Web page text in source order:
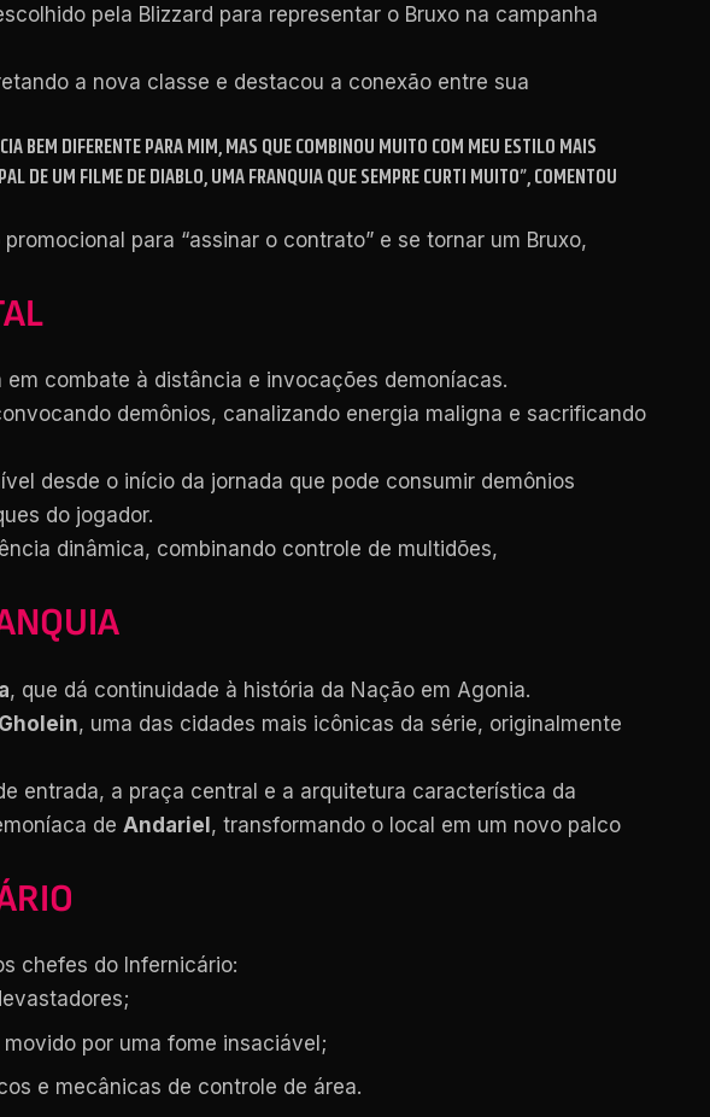
pela Blizzard para representar o Bruxo na campanha
a nova classe e destacou a conexão entre sua
BEM DIFERENTE PARA MIM, MAS QUE COMBINOU MUITO COM MEU ESTILO MAIS
DE UM FILME DE DIABLO, UMA FRANQUIA QUE SEMPRE CURTI MUITO”, COMENTOU
para “assinar o contrato” e se tornar um Bruxo,
combate à distância e invocações demoníacas.
demônios, canalizando energia maligna e sacrificando
desde o início da jornada que pode consumir demônios
do jogador.
dinâmica, combinando controle de multidões,
, que dá continuidade à história da Nação em Agonia.
, uma das cidades mais icônicas da série, originalmente
entrada, a praça central e a arquitetura característica da
de Andariel, transformando o local em um novo palco
chefes do Infernicário:
por uma fome insaciável;
e mecânicas de controle de área.